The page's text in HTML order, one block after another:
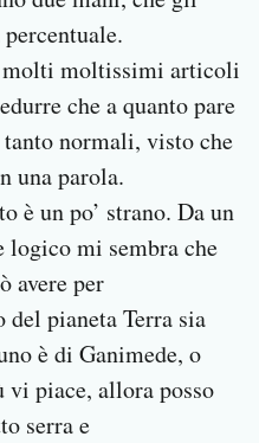
molti moltissimi articoli
che a quanto pare
normali, visto che
una parola.
è un po’ strano. Da un
logico mi sembra che
avere per
pianeta Terra sia
è di Ganimede, o
piace, allora posso
serra e